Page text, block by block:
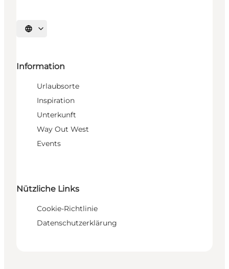
Sprache auswählen
Information
Urlaubsorte
Inspiration
Unterkunft
Way Out West
Events
Nützliche Links
Cookie-Richtlinie
Datenschutzerklärung